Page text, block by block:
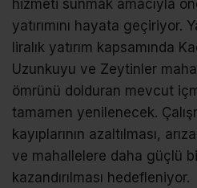
hizmeti sunmak amacıyla
yatırımını hayata geçiriyor.
liralık yatırım kapsamında
Uzunkuyu ve Zeytinler
ömrünü dolduran mevcut
tamamen yenilenecek.
kayıplarının azaltılması,
ve mahallelere daha güçlü
kazandırılması hedefleniyor.